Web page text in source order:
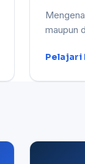
maupun
Pelajari